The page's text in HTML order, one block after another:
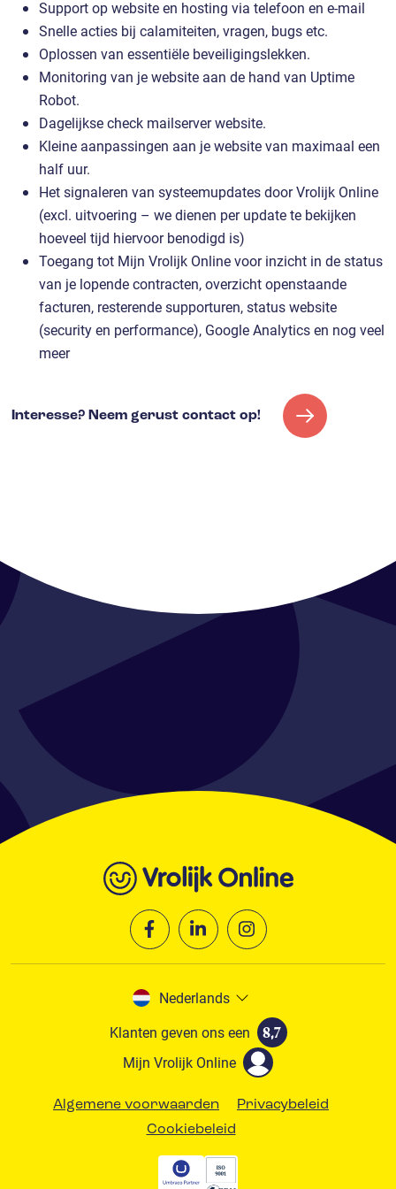
Support op website en hosting via telefoon en e-mail
Snelle acties bij calamiteiten, vragen, bugs etc.
Oplossen van essentiële beveiligingslekken.
Monitoring van je website aan de hand van Uptime
Robot.
Dagelijkse check mailserver website.
Kleine aanpassingen aan je website van maximaal een
half uur.
Het signaleren van systeemupdates door Vrolijk Online
(excl. uitvoering – we dienen per update te bekijken
hoeveel tijd hiervoor benodigd is)
Toegang tot Mijn Vrolijk Online voor inzicht in de status
van je lopende contracten, overzicht openstaande
facturen, resterende supporturen, status website
(security en performance), Google Analytics en nog veel
meer
Interesse? Neem gerust contact op!
Nederlands
Klanten geven ons een
8,7
Mijn Vrolijk Online
Algemene voorwaarden
Privacybeleid
Cookiebeleid